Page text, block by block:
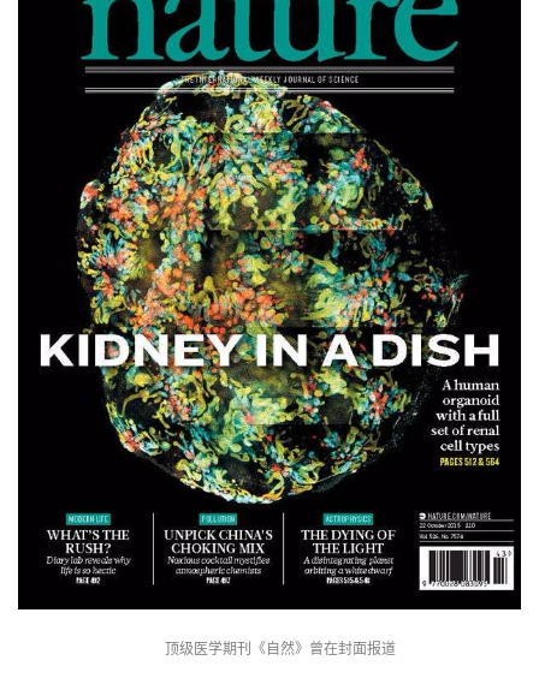
顶级医学期刊《自然》曾在封面报道